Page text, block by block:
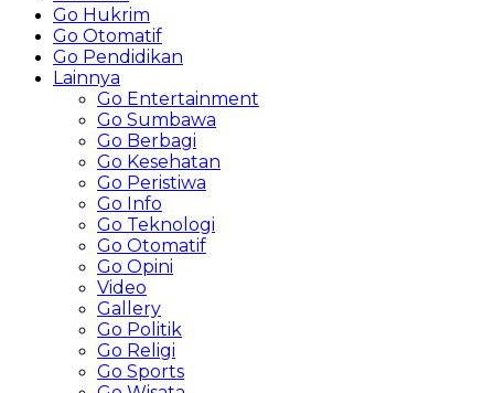
Go Hukrim
Go Otomatif
Go Pendidikan
Lainnya
Go Entertainment
Go Sumbawa
Go Berbagi
Go Kesehatan
Go Peristiwa
Go Info
Go Teknologi
Go Otomatif
Go Opini
Video
Gallery
Go Politik
Go Religi
Go Sports